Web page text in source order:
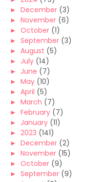
► December (3)
► November (6)
► October (1)
► September (3)
► August (5)
► July (14)
► June (7)
► May (10)
► April (5)
► March (7)
► February (7)
► January (11)
► 2023 (141)
► December (2)
► November (15)
► October (9)
► September (9)